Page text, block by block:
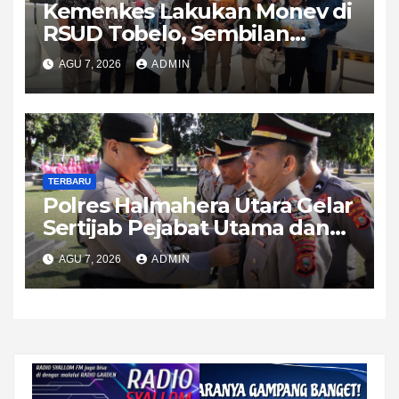
Kemenkes Lakukan Monev di
RSUD Tobelo, Sembilan
Layanan Kesehatan Naik
Strata Ke Madya
AGU 7, 2026 ADMIN
TERBARU
Polres Halmahera Utara Gelar
Sertijab Pejabat Utama dan
Kapolsek, AKBP Erlichson
Ingatkan Pentingnya Sinergi
AGU 7, 2026 ADMIN